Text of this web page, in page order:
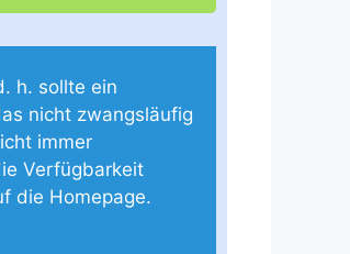
h. sollte ein
nicht zwangsläufig
immer
Verfügbarkeit
die Homepage.